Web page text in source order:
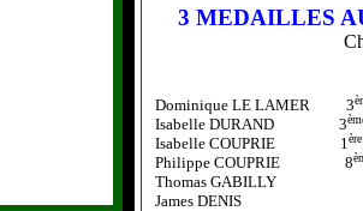
3 MEDAILLES
Dominique LE LAMER 3
Isabelle DURAND
3
Isabelle COUPRIE
1ère
Philippe COUPRIE
8
Thomas GABILLY
James DENIS